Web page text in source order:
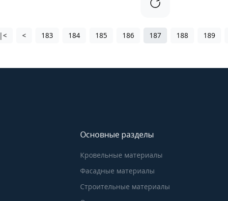
|< < 183 184 185 186 187 188 189
Основные разделы
Кровельные материалы
Фасадные материалы
Строительные материалы